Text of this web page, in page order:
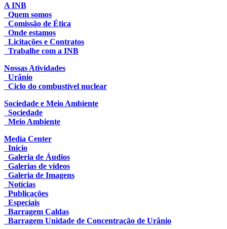
A INB
Quem somos
Comissão de Ética
Onde estamos
Licitações e Contratos
Trabalhe com a INB
Nossas Atividades
Urânio
Ciclo do combustível nuclear
Sociedade e Meio Ambiente
Sociedade
Meio Ambiente
Media Center
Inicio
Galeria de Áudios
Galerias de vídeos
Galeria de Imagens
Notícias
Publicações
Especiais
Barragem Caldas
Barragem Unidade de Concentração de Urânio